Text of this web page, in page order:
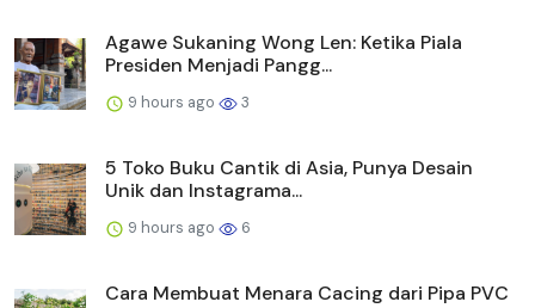
Agawe Sukaning Wong Len: Ketika Piala
Presiden Menjadi Pangg...
9 hours ago 3
5 Toko Buku Cantik di Asia, Punya Desain
Unik dan Instagrama...
9 hours ago 6
Cara Membuat Menara Cacing dari Pipa PVC